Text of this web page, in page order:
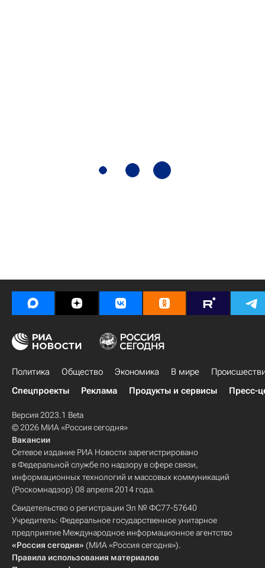
Политика Общество Экономика В мире
Спецпроекты
Реклама Продукты и сервисы Пресс-
Версия 2023.1 Beta
© 2026 МИА «Россия сегодня»
Вакансии
Сетевое издание РИА Новости зарегистрировано
в Федеральной службе по надзору в сфере связи,
информационных технологий и массовых коммуникаций
(Роскомнадзор) 08 апреля 2014 года.
Свидетельство о регистрации Эл № ФС77-57640
Учредитель: Федеральное государственное унитарное
предприятие Международное информационное агентство
«Россия сегодня» (МИА «Россия сегодня»).
Правила использования материалов